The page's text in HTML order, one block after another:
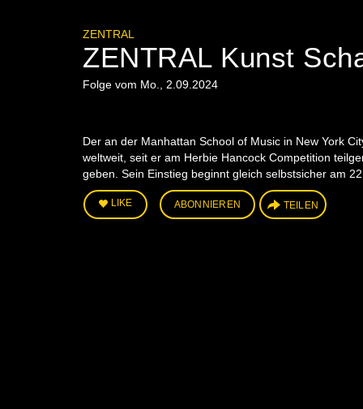
ZENTRAL
ZENTRAL Kunst
Folge vom Mo., 2.09.2024
Der an der Manhattan School of Music in New York
weltweit, seit er am Herbie Hancock Competition
geben. Sein Einstieg beginnt gleich selbstsicher am
LIKE ABONNIEREN TEILEN